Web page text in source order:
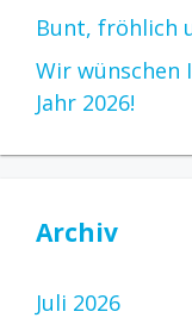
Bunt, fröhlich
Wir wünschen
Jahr 2026!
Archiv
Juli 2026